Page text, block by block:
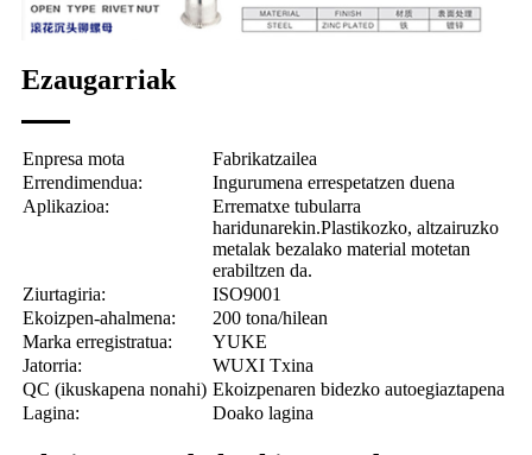
Ezaugarriak
Enpresa mota
Fabrikatzailea
Errendimendua:
Ingurumena errespetatzen duena
Aplikazioa:
Errematxe tubularra
haridunarekin.Plastikozko, altzairuzko
metalak bezalako material motetan
erabiltzen da.
Ziurtagiria:
ISO9001
Ekoizpen-ahalmena:
200 tona/hilean
Marka erregistratua:
YUKE
Jatorria:
WUXI Txina
QC (ikuskapena nonahi) Ekoizpenaren bidezko autoegiaztapena
Lagina:
Doako lagina